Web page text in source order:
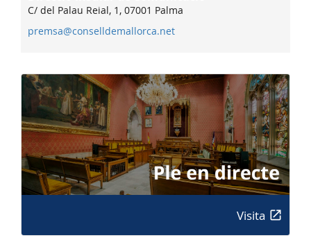
C/ del Palau Reial, 1, 07001 Palma
premsa@conselldemallorca.net
Visita